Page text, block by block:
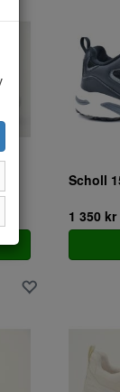
Scholl
1 350 kr